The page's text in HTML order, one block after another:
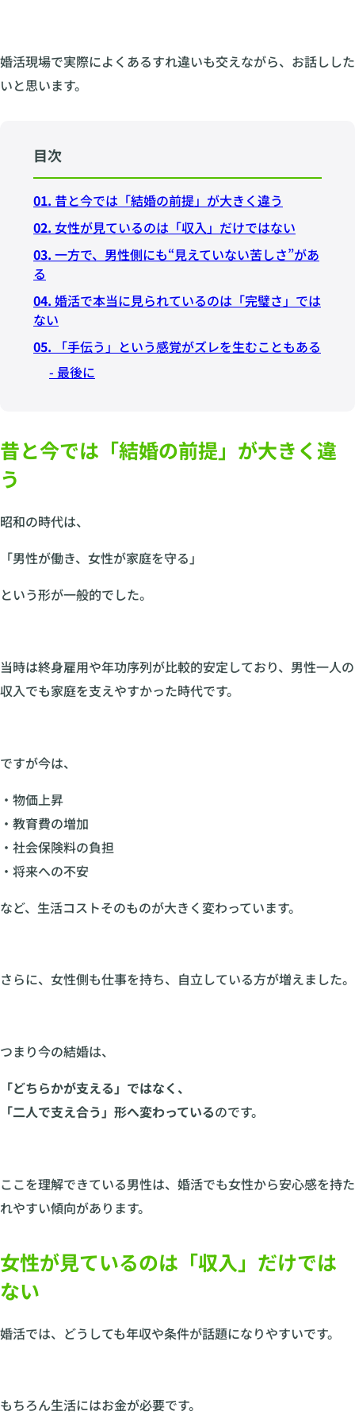
婚活現場で実際によくあるすれ違いも交えながら、お話しした
いと思います。
目次
01. 昔と今では「結婚の前提」が大きく違う
02. 女性が見ているのは「収入」だけではない
03. 一方で、男性側にも“見えていない苦しさ”があ
る
04. 婚活で本当に見られているのは「完璧さ」では
ない
05. 「手伝う」という感覚がズレを生むこともある
- 最後に
昔と今では「結婚の前提」が大きく違
う
昭和の時代は、
「男性が働き、女性が家庭を守る」
という形が一般的でした。
当時は終身雇用や年功序列が比較的安定しており、男性一人の
収入でも家庭を支えやすかった時代です。
ですが今は、
・物価上昇
・教育費の増加
・社会保険料の負担
・将来への不安
など、生活コストそのものが大きく変わっています。
さらに、女性側も仕事を持ち、自立している方が増えました。
つまり今の結婚は、
「どちらかが支える」ではなく、
「二人で支え合う」形へ変わっているのです。
ここを理解できている男性は、婚活でも女性から安心感を持た
れやすい傾向があります。
女性が見ているのは「収入」だけでは
ない
婚活では、どうしても年収や条件が話題になりやすいです。
もちろん生活にはお金が必要です。